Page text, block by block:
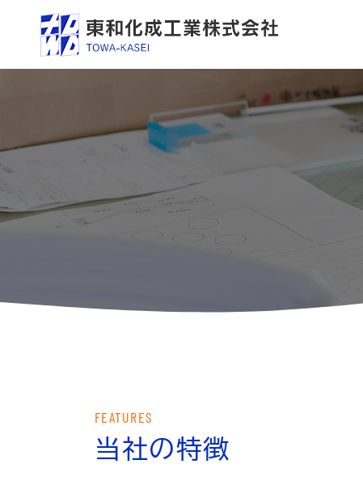
FEATURES
当社の特徴